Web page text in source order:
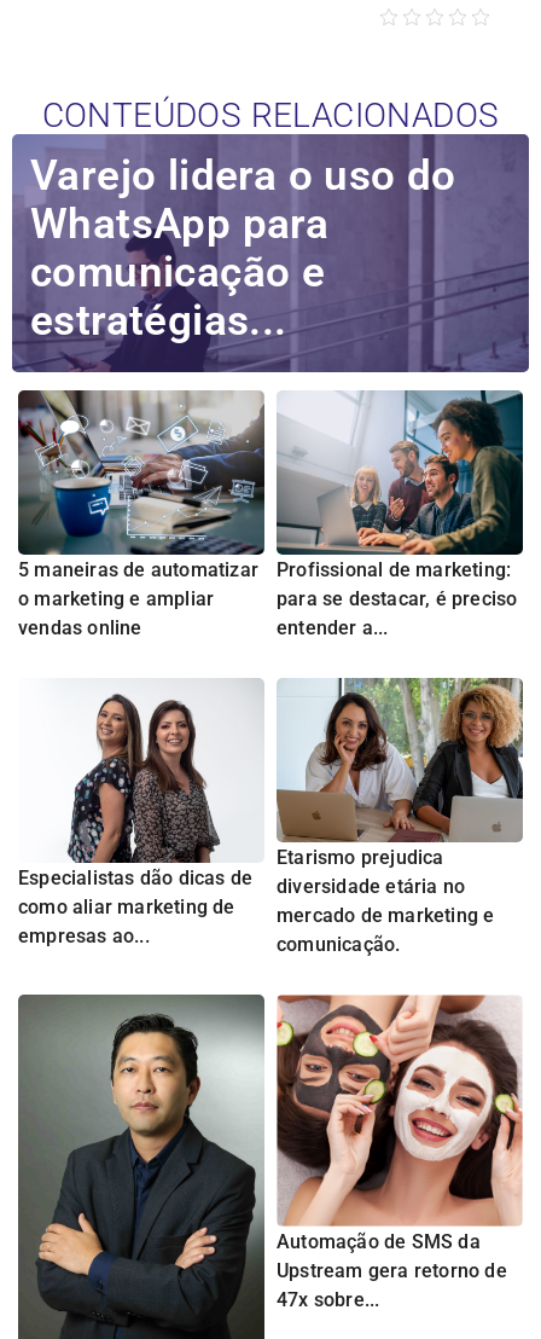
CONTEÚDOS RELACIONADOS
Varejo lidera o uso do
WhatsApp para
comunicação e
estratégias...
5 maneiras de automatizar
o marketing e ampliar
vendas online
Profissional de marketing:
para se destacar, é preciso
entender a...
Especialistas dão dicas de
como aliar marketing de
empresas ao...
Etarismo prejudica
diversidade etária no
mercado de marketing e
comunicação.
Automação de SMS da
Upstream gera retorno de
47x sobre...